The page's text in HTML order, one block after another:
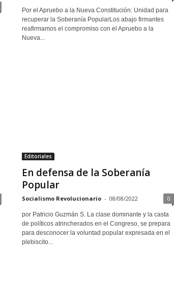
Por el Apruebo a la Nueva Constitución: Unidad para
recuperar la Soberanía PopularLos abajo firmantes
reafirmamos el compromiso con el Apruebo a la
Nueva...
Editoriales
En defensa de la Soberanía
Popular
Socialismo Revolucionario - 08/08/2022 0
por Patricio Guzmán S. La clase dominante y la casta
de políticos atrincherados en el Congreso, se prepara
para desconocer la voluntad popular expresada en el
plebiscito...